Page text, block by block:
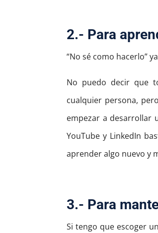
2.- Para
“No sé como hacerlo”
No puedo decir que
cualquier persona,
empezar a desarrollar
YouTube y LinkedIn
aprender algo nuevo y
3.- Para
Si tengo que escoger